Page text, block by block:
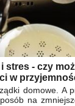
stres - czy
w
domowe. A
na